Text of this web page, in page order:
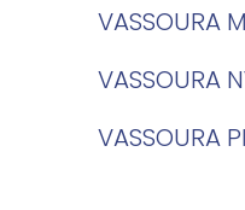
VASSOURA
VASSOURA
VASSOURA